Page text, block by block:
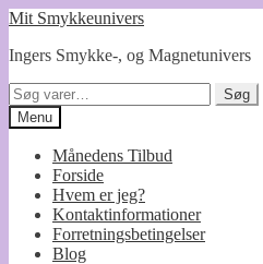
Spring
navigation
Spring
indhold
Mit Smykkeunivers
Ingers Smykke-, og Magnetunivers
Søg
efter:
Søg
Menu
Månedens Tilbud
Forside
Hvem er jeg?
Kontaktinformationer
Forretningsbetingelser
Blog